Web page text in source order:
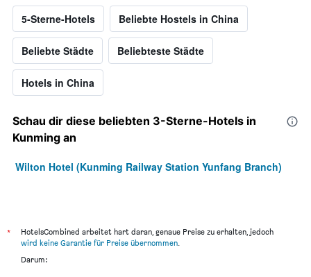
5-Sterne-Hotels Beliebte Hostels in China
Beliebte Städte Beliebteste Städte
Hotels in China
Schau dir diese beliebten 3-Sterne-Hotels in
Kunming an
Wilton Hotel (Kunming Railway Station Yunfang Branch)
*
HotelsCombined arbeitet hart daran, genaue Preise zu erhalten, jedoch
wird keine Garantie für Preise übernommen.
Darum: